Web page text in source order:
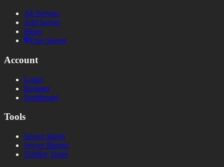
All Servers
Add Server
Blogs
Free Server
Account
Login
Register
Dashboard
Tools
Server Status
Server Banner
Votifier Tester